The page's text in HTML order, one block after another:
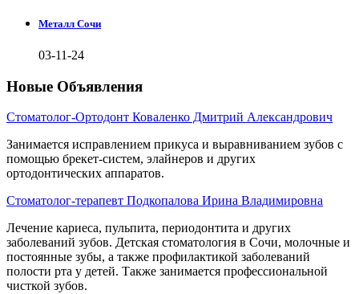
Металл Сочи
03-11-24
Новые Объявления
Стоматолог-Ортодонт Коваленко Дмитрий Александрович
Занимается исправлением прикуса и выравниванием зубов с
помощью брекет-систем, элайнеров и других
ортодонтических аппаратов.
Стоматолог-терапевт Подкопалова Ирина Владимировна
Лечение кариеса, пульпита, периодонтита и других
заболеваний зубов. Детская стоматология в Сочи, молочные и
постоянные зубы, а также профилактикой заболеваний
полости рта у детей. Также занимается профессиональной
чисткой зубов.